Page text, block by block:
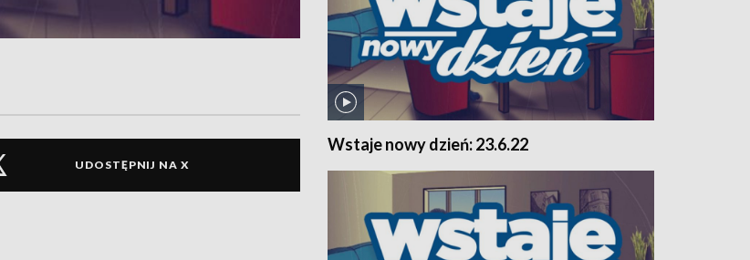
UDOSTĘPNIJ NA X
Wstaje nowy dzień: 23.6.22